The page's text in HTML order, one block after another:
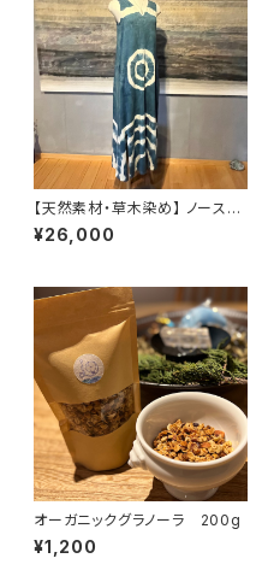
【天然素材・草木染め】 ノースリ
ーブワンピース ヘンプコットン
¥26,000
オーガニックグラノーラ 200g
¥1,200